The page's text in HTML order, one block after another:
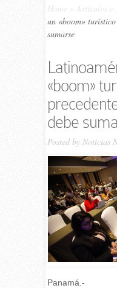
Home Artículos o
un «boom» turístico
sumarse
«boom»
debe
Posted by Noticias
Panamá.-